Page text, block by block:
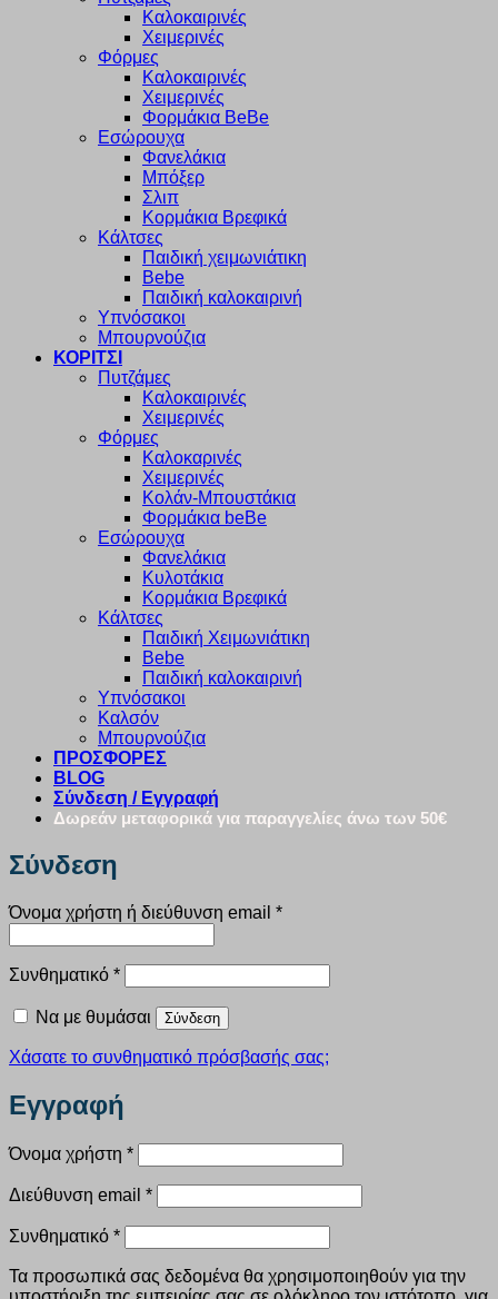
Καλοκαιρινές
Χειμερινές
Φόρμες
Καλοκαιρινές
Χειμερινές
Φορμάκια BeBe
Εσώρουχα
Φανελάκια
Μπόξερ
Σλιπ
Κορμάκια Βρεφικά
Κάλτσες
Παιδική χειμωνιάτικη
Bebe
Παιδική καλοκαιρινή
Υπνόσακοι
Μπουρνούζια
ΚΟΡΙΤΣΙ
Πυτζάμες
Καλοκαιρινές
Χειμερινές
Φόρμες
Καλοκαρινές
Χειμερινές
Κολάν-Μπουστάκια
Φορμάκια beBe
Εσώρουχα
Φανελάκια
Κυλοτάκια
Κορμάκια Βρεφικά
Κάλτσες
Παιδική Χειμωνιάτικη
Bebe
Παιδική καλοκαιρινή
Υπνόσακοι
Καλσόν
Μπουρνούζια
ΠΡΟΣΦΟΡΕΣ
BLOG
Σύνδεση / Εγγραφή
Δωρεάν μεταφορικά για παραγγελίες άνω των 50€
Σύνδεση
Όνομα χρήστη ή διεύθυνση email *Απαιτείται
Συνθηματικό *Απαιτείται
Να με θυμάσαι Σύνδεση
Χάσατε το συνθηματικό πρόσβασής σας;
Εγγραφή
Όνομα χρήστη *Απαιτείται
Διεύθυνση email *Απαιτείται
Συνθηματικό *Απαιτείται
Τα προσωπικά σας δεδομένα θα χρησιμοποιηθούν για την